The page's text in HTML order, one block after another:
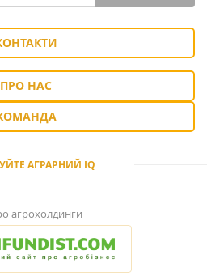
ПРО НАС
АГРАРНИЙ IQ
агрохолдинги